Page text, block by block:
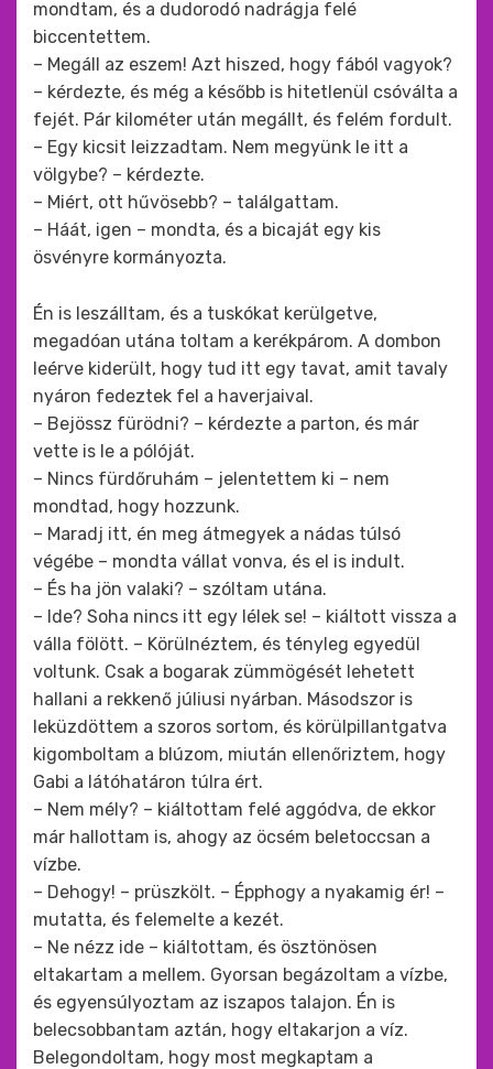
mondtam, és a dudorodó nadrágja felé
biccentettem.
– Megáll az eszem! Azt hiszed, hogy fából vagyok?
– kérdezte, és még a később is hitetlenül csóválta a
fejét. Pár kilométer után megállt, és felém fordult.
– Egy kicsit leizzadtam. Nem megyünk le itt a
völgybe? – kérdezte.
– Miért, ott hűvösebb? – találgattam.
– Háát, igen – mondta, és a bicaját egy kis
ösvényre kormányozta.
Én is leszálltam, és a tuskókat kerülgetve,
megadóan utána toltam a kerékpárom. A dombon
leérve kiderült, hogy tud itt egy tavat, amit tavaly
nyáron fedeztek fel a haverjaival.
– Bejössz fürödni? – kérdezte a parton, és már
vette is le a pólóját.
– Nincs fürdőruhám – jelentettem ki – nem
mondtad, hogy hozzunk.
– Maradj itt, én meg átmegyek a nádas túlsó
végébe – mondta vállat vonva, és el is indult.
– És ha jön valaki? – szóltam utána.
– Ide? Soha nincs itt egy lélek se! – kiáltott vissza a
válla fölött. – Körülnéztem, és tényleg egyedül
voltunk. Csak a bogarak zümmögését lehetett
hallani a rekkenő júliusi nyárban. Másodszor is
leküzdöttem a szoros sortom, és körülpillantgatva
kigomboltam a blúzom, miután ellenőriztem, hogy
Gabi a látóhatáron túlra ért.
– Nem mély? – kiáltottam felé aggódva, de ekkor
már hallottam is, ahogy az öcsém beletoccsan a
vízbe.
– Dehogy! – prüszkölt. – Épphogy a nyakamig ér! –
mutatta, és felemelte a kezét.
– Ne nézz ide – kiáltottam, és ösztönösen
eltakartam a mellem. Gyorsan begázoltam a vízbe,
és egyensúlyoztam az iszapos talajon. Én is
belecsobbantam aztán, hogy eltakarjon a víz.
Belegondoltam, hogy most megkaptam a